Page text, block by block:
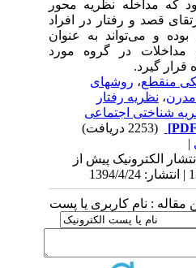
که مداخله نظریه محور
قصد و رفتار در افراد
و می‌تواند به عنوان
در گروه مورد
گیرد.
منقطع،روشهای
،نظریه رفتار
شناختی اجتماعی
5/25 | انتشار الکترونیک پیش از
مقاله : نام کاربری یا پست